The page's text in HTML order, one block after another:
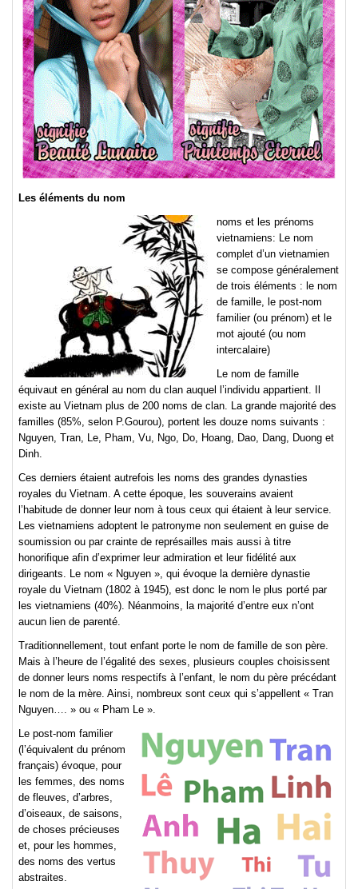
Les éléments du nom
noms et les prénoms
vietnamiens: Le nom
complet d’un vietnamien
se compose généralement
de trois éléments : le nom
de famille, le post-nom
familier (ou prénom) et le
mot ajouté (ou nom
intercalaire)
Le nom de famille
équivaut en général au nom du clan auquel l’individu appartient. Il
existe au Vietnam plus de 200 noms de clan. La grande majorité des
familles (85%, selon P.Gourou), portent les douze noms suivants :
Nguyen, Tran, Le, Pham, Vu, Ngo, Do, Hoang, Dao, Dang, Duong et
Dinh.
Ces derniers étaient autrefois les noms des grandes dynasties
royales du Vietnam. A cette époque, les souverains avaient
l’habitude de donner leur nom à tous ceux qui étaient à leur service.
Les vietnamiens adoptent le patronyme non seulement en guise de
soumission ou par crainte de représailles mais aussi à titre
honorifique afin d’exprimer leur admiration et leur fidélité aux
dirigeants. Le nom « Nguyen », qui évoque la dernière dynastie
royale du Vietnam (1802 à 1945), est donc le nom le plus porté par
les vietnamiens (40%). Néanmoins, la majorité d’entre eux n’ont
aucun lien de parenté.
Traditionnellement, tout enfant porte le nom de famille de son père.
Mais à l’heure de l’égalité des sexes, plusieurs couples choisissent
de donner leurs noms respectifs à l’enfant, le nom du père précédant
le nom de la mère. Ainsi, nombreux sont ceux qui s’appellent « Tran
Nguyen…. » ou « Pham Le ».
Le post-nom familier
(l’équivalent du prénom
français) évoque, pour
les femmes, des noms
de fleuves, d’arbres,
d’oiseaux, de saisons,
de choses précieuses
et, pour les hommes,
des noms des vertus
abstraites.